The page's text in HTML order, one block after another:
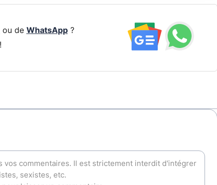
ou de WhatsApp?